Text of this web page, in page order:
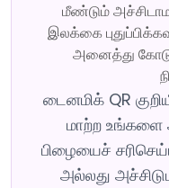
மீண்டும்
இலக்கை
அனைத்து
டைனமிக் QR
மாற்ற உங்களை
பிழையைச்
அல்லது